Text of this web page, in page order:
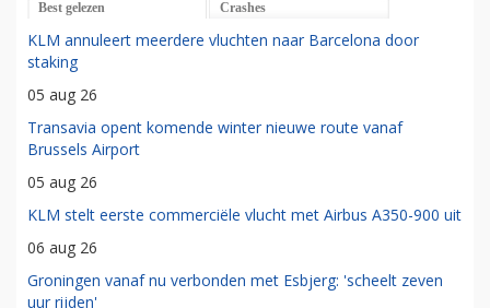
Best gelezen Crashes
KLM annuleert meerdere vluchten naar Barcelona door
staking
05 aug 26
Transavia opent komende winter nieuwe route vanaf
Brussels Airport
05 aug 26
KLM stelt eerste commerciële vlucht met Airbus A350-900 uit
06 aug 26
Groningen vanaf nu verbonden met Esbjerg: 'scheelt zeven
uur rijden'